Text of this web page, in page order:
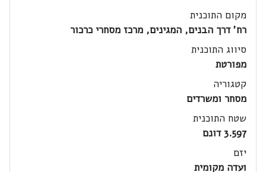
מקום התוכנית
רח' דרך הבנים, המגינים, מרכז מסחרי כרכור
סיווג התוכנית
מפורטת
קטגוריה
מסחר ומשרדים
שטח התוכנית
3.597 דונם
יזם
ועדה מקומית